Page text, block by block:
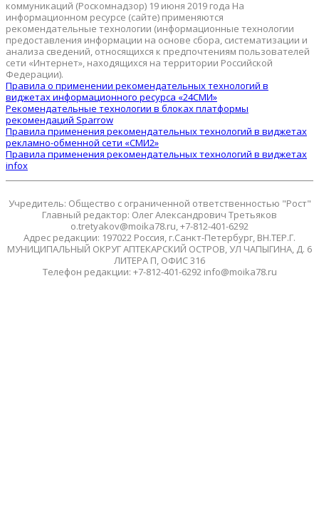
коммуникаций (Роскомнадзор) 19 июня 2019 года На
информационном ресурсе (сайте) применяются
рекомендательные технологии (информационные технологии
предоставления информации на основе сбора, систематизации и
анализа сведений, относящихся к предпочтениям пользователей
сети «Интернет», находящихся на территории Российской
Федерации).
Правила о применении рекомендательных технологий в
виджетах информационного ресурса «24СМИ»
Рекомендательные технологии в блоках платформы
рекомендаций Sparrow
Правила применения рекомендательных технологий в виджетах
рекламно-обменной сети «СМИ2»
Правила применения рекомендательных технологий в виджетах
infox
Учредитель: Общество с ограниченной ответственностью "Рост"
Главный редактор: Олег Александрович Третьяков
o.tretyakov@moika78.ru, +7-812-401-6292
Адрес редакции: 197022 Россия, г.Санкт-Петербург, ВН.ТЕР.Г.
МУНИЦИПАЛЬНЫЙ ОКРУГ АПТЕКАРСКИЙ ОСТРОВ, УЛ ЧАПЫГИНА, Д. 6
ЛИТЕРА П, ОФИС 316
Телефон редакции: +7-812-401-6292 info@moika78.ru